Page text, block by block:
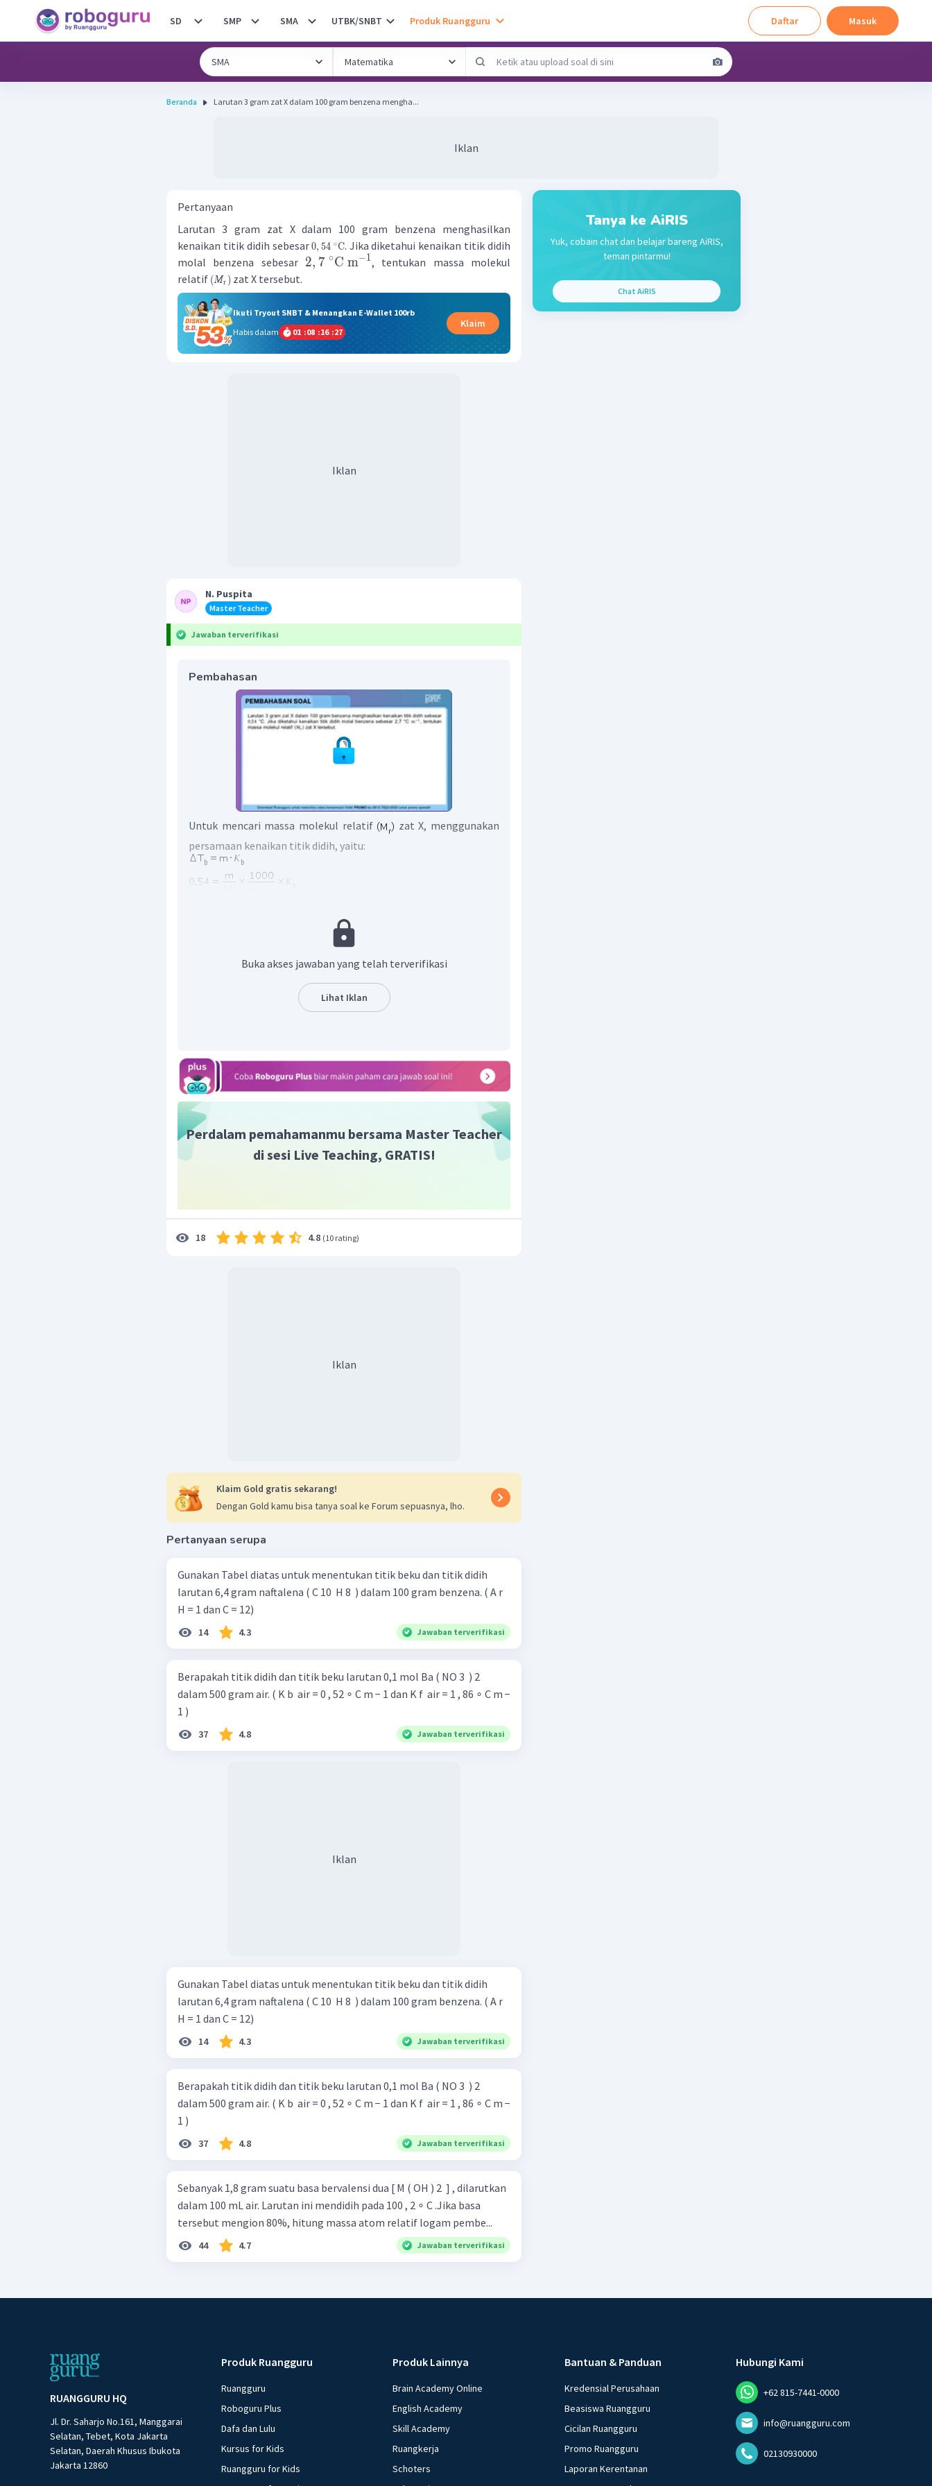
SD SMP SMA UTBK/SNBT Produk Ruangguru Daftar Masuk
Beranda Larutan 3 gram zat X dalam 100 gram benzena mengha...
Iklan
Pertanyaan
Larutan 3 gram zat X dalam 100 gram benzena menghasilkan
kenaikan titik didih sebesar0, 54 ∘C. Jika diketahui kenaikan titik didih
molal benzena sebesar 2, 7 ∘C m−1, tentukan massa molekul
relatif (Mr ) zat X tersebut.
Ikuti Tryout SNBT & Menangkan E-Wallet 100rb
Habis dalam
01 :08 :16 :27
Klaim
Iklan
N. Puspita
Master Teacher
Jawaban terverifikasi
Pembahasan
Untuk mencari massa molekul relatif
zat X, menggunakan
persamaan kenaikan titik didih, yaitu:
Jadi, massa molekul relatif zat X adalah 150 g/mol.
Buka akses jawaban yang telah terverifikasi
Lihat Iklan
Perdalam pemahamanmu bersama Master Teacher
di sesi Live Teaching, GRATIS!
18 4.8 (10 rating)
Iklan
Klaim Gold gratis sekarang!
Dengan Gold kamu bisa tanya soal ke Forum sepuasnya, lho.
Pertanyaan serupa
Gunakan Tabel diatas untuk menentukan titik beku dan titik didih
larutan 6,4 gram naftalena ( C 10 ​ H 8 ​ ) dalam 100 gram benzena. ( A r ​
H = 1 dan C = 12)
14 4.3 Jawaban terverifikasi
Berapakah titik didih dan titik beku larutan 0,1 mol Ba ( NO 3 ​ ) 2 ​
dalam 500 gram air. ( K b ​ air = 0 , 52 ∘ C m − 1 dan K f ​ air = 1 , 86 ∘ C m −
1 )
37 4.8 Jawaban terverifikasi
Iklan
Gunakan Tabel diatas untuk menentukan titik beku dan titik didih
larutan 6,4 gram naftalena ( C 10 ​ H 8 ​ ) dalam 100 gram benzena. ( A r ​
H = 1 dan C = 12)
14 4.3 Jawaban terverifikasi
Berapakah titik didih dan titik beku larutan 0,1 mol Ba ( NO 3 ​ ) 2 ​
dalam 500 gram air. ( K b ​ air = 0 , 52 ∘ C m − 1 dan K f ​ air = 1 , 86 ∘ C m −
1 )
37 4.8 Jawaban terverifikasi
Sebanyak 1,8 gram suatu basa bervalensi dua [ M ( OH ) 2 ​ ] , dilarutkan
dalam 100 mL air. Larutan ini mendidih pada 100 , 2 ∘ C .Jika basa
tersebut mengion 80%, hitung massa atom relatif logam pembe...
44 4.7 Jawaban terverifikasi
Tanya ke AiRIS
Yuk, cobain chat dan belajar bareng AiRIS,
teman pintarmu!
Chat AiRIS
RUANGGURU HQ
Jl. Dr. Saharjo No.161, Manggarai
Selatan, Tebet, Kota Jakarta
Selatan, Daerah Khusus Ibukota
Jakarta 12860
Produk Ruangguru
Ruangguru
Roboguru Plus
Dafa dan Lulu
Kursus for Kids
Ruangguru for Kids
Produk Lainnya
Brain Academy Online
English Academy
Skill Academy
Ruangkerja
Schoters
Bantuan & Panduan
Kredensial Perusahaan
Beasiswa Ruangguru
Cicilan Ruangguru
Promo Ruangguru
Laporan Kerentanan
Hubungi Kami
+62 815-7441-0000
info@ruangguru.com
02130930000